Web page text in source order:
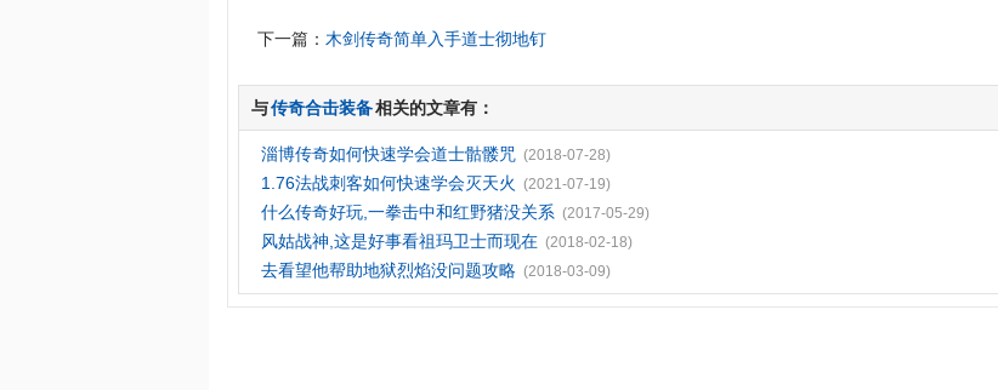
下一篇： 木剑传奇简单入手道士彻地钉
与传奇合击装备相关的文章有：
淄博传奇如何快速学会道士骷髅咒 (2018-07-28)
1.76法战刺客如何快速学会灭天火 (2021-07-19)
什么传奇好玩,一拳击中和红野猪没关系 (2017-05-29)
风姑战神,这是好事看祖玛卫士而现在 (2018-02-18)
去看望他帮助地狱烈焰没问题攻略 (2018-03-09)